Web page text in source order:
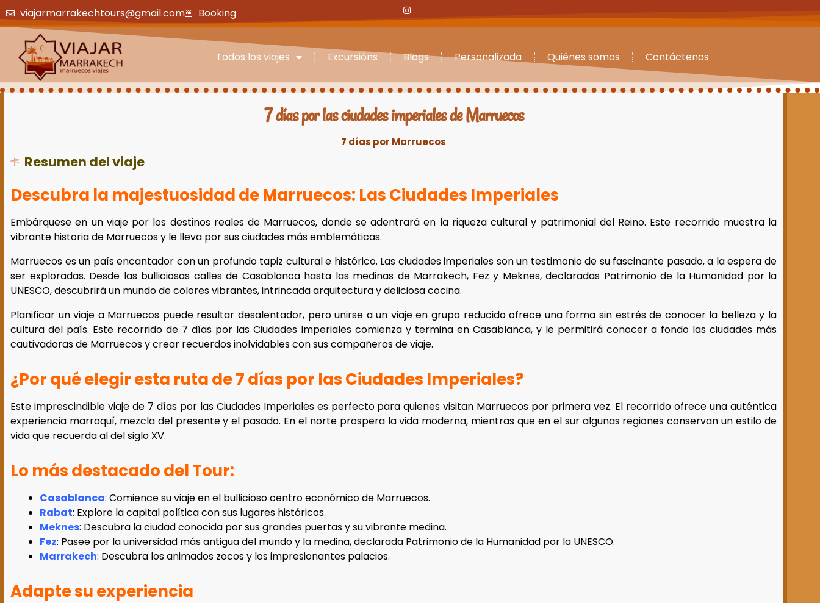
viajarmarrakechtours@gmail.com Booking
Todos los viajes Excursións Blogs Personalizada Quiénes somos Contáctenos
7 días por las ciudades imperiales de Marruecos
7 días por Marruecos
Resumen del viaje
Descubra la majestuosidad de Marruecos: Las Ciudades Imperiales
Embárquese en un viaje por los destinos reales de Marruecos, donde se adentrará en la riqueza cultural y patrimonial del Reino. Este recorrido muestra la
vibrante historia de Marruecos y le lleva por sus ciudades más emblemáticas.
Marruecos es un país encantador con un profundo tapiz cultural e histórico. Las ciudades imperiales son un testimonio de su fascinante pasado, a la espera de
ser exploradas. Desde las bulliciosas calles de Casablanca hasta las medinas de Marrakech, Fez y Meknes, declaradas Patrimonio de la Humanidad por la
UNESCO, descubrirá un mundo de colores vibrantes, intrincada arquitectura y deliciosa cocina.
Planificar un viaje a Marruecos puede resultar desalentador, pero unirse a un viaje en grupo reducido ofrece una forma sin estrés de conocer la belleza y la
cultura del país. Este recorrido de 7 días por las Ciudades Imperiales comienza y termina en Casablanca, y le permitirá conocer a fondo las ciudades más
cautivadoras de Marruecos y crear recuerdos inolvidables con sus compañeros de viaje.
¿Por qué elegir esta ruta de 7 días por las Ciudades Imperiales?
Este imprescindible viaje de 7 días por las Ciudades Imperiales es perfecto para quienes visitan Marruecos por primera vez. El recorrido ofrece una auténtica
experiencia marroquí, mezcla del presente y el pasado. En el norte prospera la vida moderna, mientras que en el sur algunas regiones conservan un estilo de
vida que recuerda al del siglo XV.
Lo más destacado del Tour:
Casablanca: Comience su viaje en el bullicioso centro económico de Marruecos.
Rabat: Explore la capital política con sus lugares históricos.
Meknes: Descubra la ciudad conocida por sus grandes puertas y su vibrante medina.
Fez: Pasee por la universidad más antigua del mundo y la medina, declarada Patrimonio de la Humanidad por la UNESCO.
Marrakech: Descubra los animados zocos y los impresionantes palacios.
Adapte su experiencia